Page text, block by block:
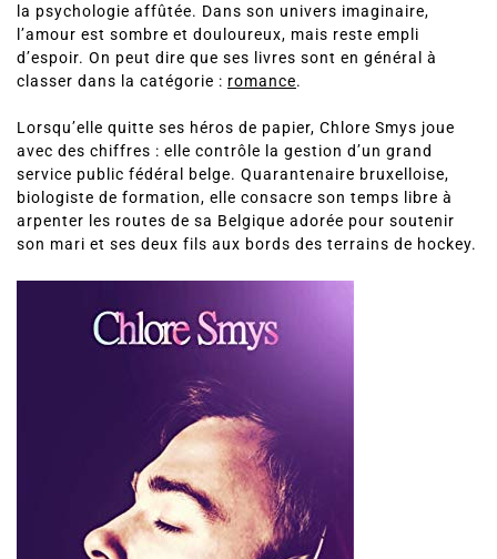
la psychologie affûtée. Dans son univers imaginaire,
l’amour est sombre et douloureux, mais reste empli
d’espoir. On peut dire que ses livres sont en général à
classer dans la catégorie : romance.
Lorsqu’elle quitte ses héros de papier, Chlore Smys joue
avec des chiffres : elle contrôle la gestion d’un grand
service public fédéral belge. Quarantenaire bruxelloise,
biologiste de formation, elle consacre son temps libre à
arpenter les routes de sa Belgique adorée pour soutenir
son mari et ses deux fils aux bords des terrains de hockey.